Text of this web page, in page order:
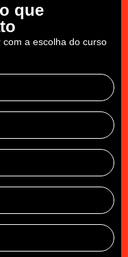
que
a escolha do curso